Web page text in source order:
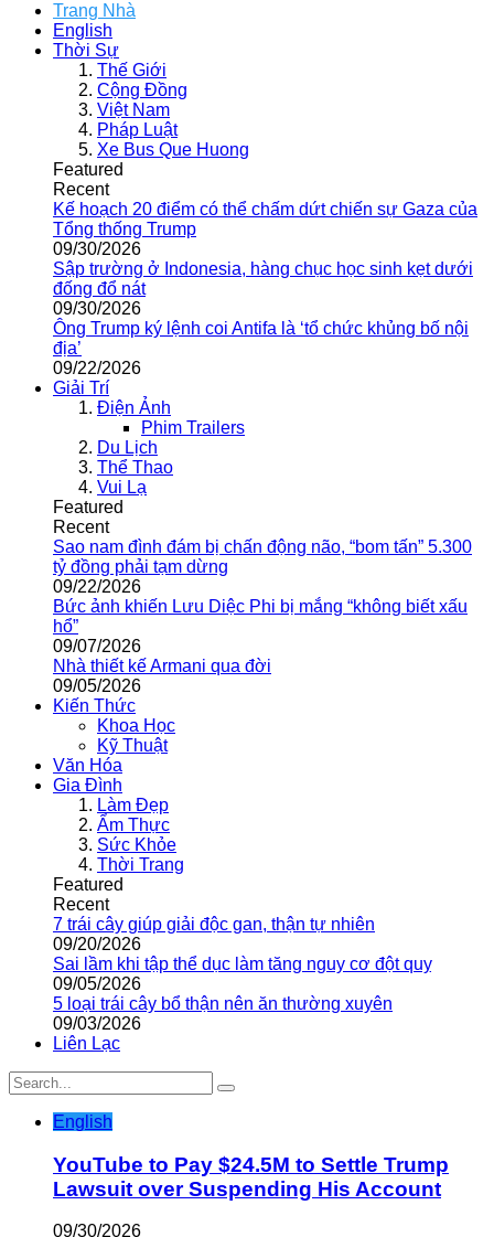
Trang Nhà
English
Thời Sự
Thế Giới
Cộng Đồng
Việt Nam
Pháp Luật
Xe Bus Que Huong
Featured
Recent
Kế hoạch 20 điểm có thể chấm dứt chiến sự Gaza của
Tổng thống Trump
09/30/2026
Sập trường ở Indonesia, hàng chục học sinh kẹt dưới
đống đổ nát
09/30/2026
Ông Trump ký lệnh coi Antifa là ‘tổ chức khủng bố nội
địa’
09/22/2026
Giải Trí
Điện Ảnh
Phim Trailers
Du Lịch
Thể Thao
Vui Lạ
Featured
Recent
Sao nam đình đám bị chấn động não, “bom tấn” 5.300
tỷ đồng phải tạm dừng
09/22/2026
Bức ảnh khiến Lưu Diệc Phi bị mắng “không biết xấu
hổ”
09/07/2026
Nhà thiết kế Armani qua đời
09/05/2026
Kiến Thức
Khoa Học
Kỹ Thuật
Văn Hóa
Gia Đình
Làm Đẹp
Ẩm Thực
Sức Khỏe
Thời Trang
Featured
Recent
7 trái cây giúp giải độc gan, thận tự nhiên
09/20/2026
Sai lầm khi tập thể dục làm tăng nguy cơ đột quỵ
09/05/2026
5 loại trái cây bổ thận nên ăn thường xuyên
09/03/2026
Liên Lạc
English
YouTube to Pay $24.5M to Settle Trump
Lawsuit over Suspending His Account
09/30/2026